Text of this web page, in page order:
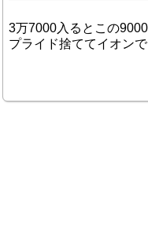
3万7000入るとこの
プライド捨ててイオンで